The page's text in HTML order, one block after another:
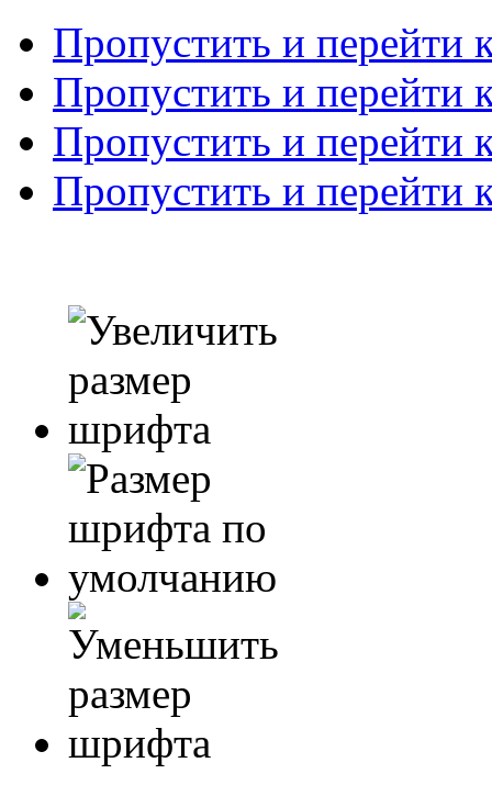
Пропустить и перейти
Пропустить и перейти
Пропустить и перейти
Пропустить и перейти